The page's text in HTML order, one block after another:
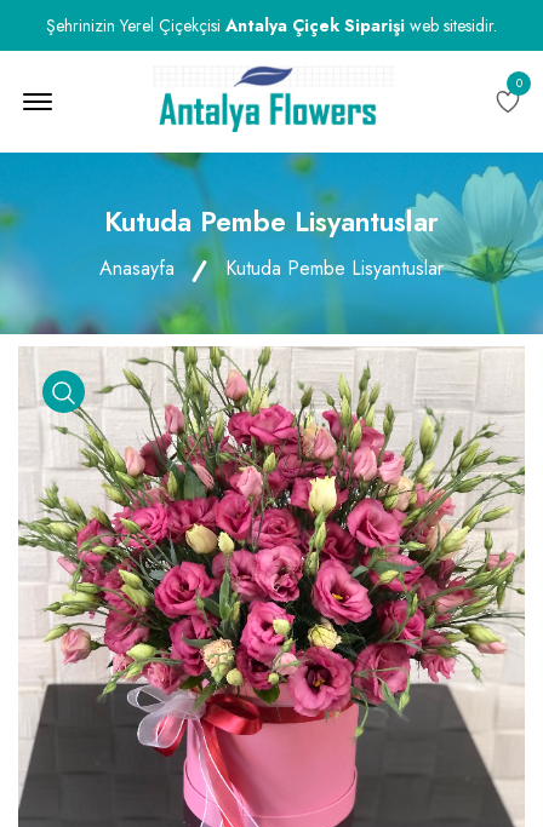
Şehrinizin Yerel Çiçekçisi Antalya Çiçek Siparişi web sitesidir.
0
Kutuda Pembe Lisyantuslar
Anasayfa Kutuda Pembe Lisyantuslar